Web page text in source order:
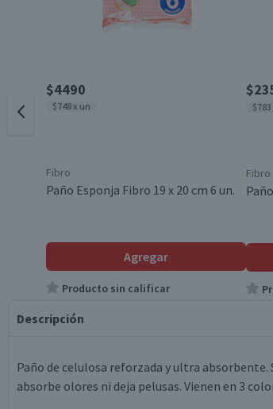
$4490
$748 x un
Fibro
Paño Esponja Fibro 19 x 20 cm 6 un.
Agregar
Producto sin calificar
Fibro
Descripción
Paño de celulosa reforzada y ultra absorbente.
absorbe olores ni deja pelusas. Vienen en 3